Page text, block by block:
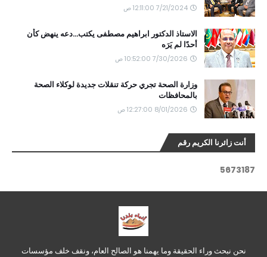
7/21/2024 12:11:00 ص
الاستاذ الدكتور ابراهيم مصطفى يكتب...دعه ينهض كأن
أحدًا لم يَرَه
7/30/2026 10:52:00 ص
وزارة الصحة تجري حركة تنقلات جديدة لوكلاء الصحة
بالمحافظات
8/01/2026 12:27:00 ص
أنت زائرنا الكريم رقم
5673187
نحن نبحث وراء الحقيقة وما يهمنا هو الصالح العام، ونقف خلف مؤسسات